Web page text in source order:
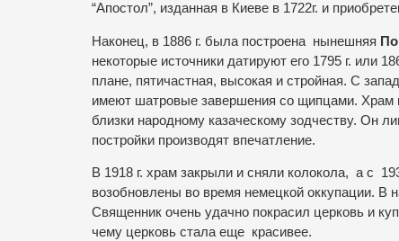
“Апостол”, изданная в Киеве в 1722г. и
Наконец, в 1886 г. была построена нынешняя
некоторые источники датируют его 1795 г. или
плане, пятичастная, высокая и стройная. С
имеют шатровые завершения со щипцами. Храм
близки народному казаческому зодчеству. Он
постройки производят впечатление.
В 1918 г. храм закрыли и сняли колокола, а с
возобновлены во время немецкой оккупации. В
Священник очень удачно покрасил церковь и
чему церковь стала еще красивее.